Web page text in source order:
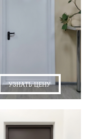
УЗНАТЬ ЦЕНУ